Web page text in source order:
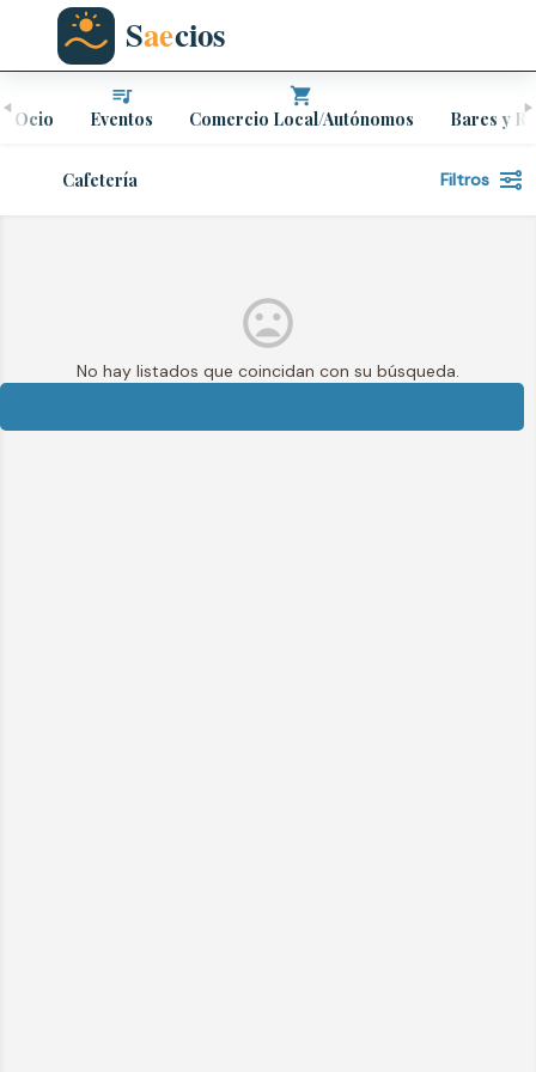
Ocio Eventos Comercio Local/Autónomos Bares y
Cafetería Filtros
No hay listados que coincidan con su búsqueda.